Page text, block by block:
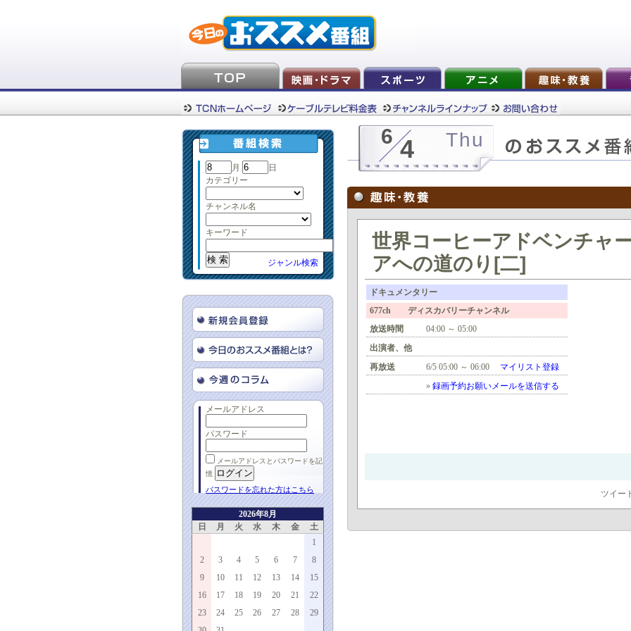
月
日
カテゴリー
チャンネル名
キーワード
ジャンル検索
メールアドレス
パスワード
メールアドレスとパスワードを記
憶
パスワードを忘れた方はこちら
2026年8月
日
月 火 水 木 金
土
1
2
3 4 5 6 7
8
9
10 11 12 13 14
15
16
17 18 19 20 21
22
23
24 25 26 27 28
29
6 4 Thu
世界コーヒーアドベンチャ
アへの道のり[二]
ドキュメンタリー
677ch ディスカバリーチャンネル
放送時間
04:00 ～ 05:00
出演者、他
再放送
6/5 05:00 ～ 06:00 マイリスト登録
» 録画予約お願いメールを送信する
ツイー